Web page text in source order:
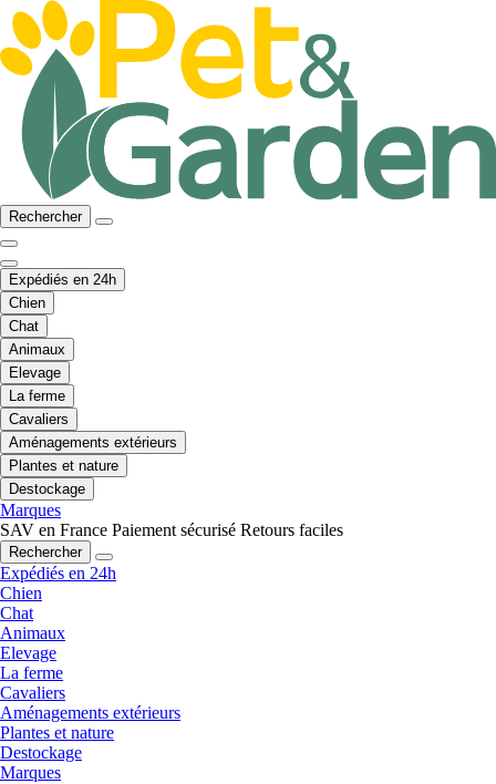
Rechercher
Expédiés en 24h
Chien
Chat
Animaux
Elevage
La ferme
Cavaliers
Aménagements extérieurs
Plantes et nature
Destockage
Marques
SAV en France Paiement sécurisé Retours faciles
Rechercher
Expédiés en 24h
Chien
Chat
Animaux
Elevage
La ferme
Cavaliers
Aménagements extérieurs
Plantes et nature
Destockage
Marques